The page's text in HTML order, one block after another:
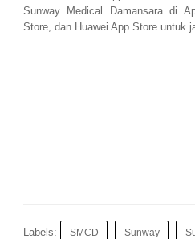
Sunway Medical Damansara di
Store, dan Huawei App Store untuk
Labels: SMCD Sunway